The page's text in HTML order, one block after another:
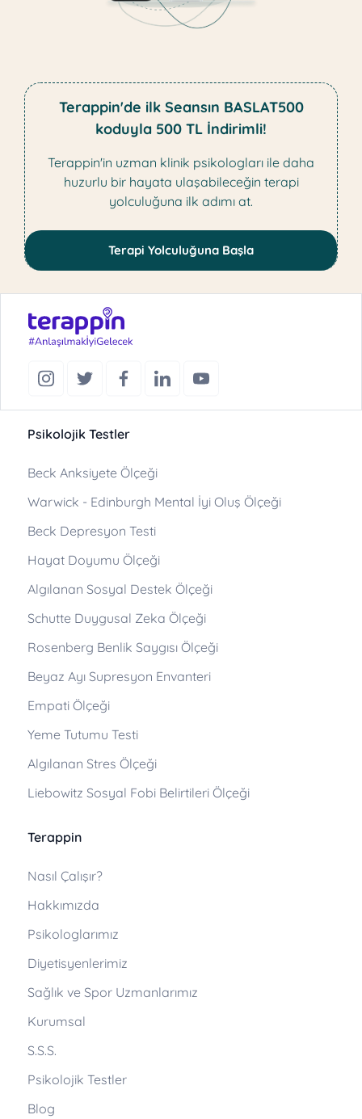
Terappin'de ilk Seansın BASLAT500
koduyla 500 TL İndirimli!
Terappin'in uzman klinik psikologları ile daha
huzurlu bir hayata ulaşabileceğin terapi
yolculuğuna ilk adımı at.
Terapi Yolculuğuna Başla
Terappin
Nasıl Çalışır?
Hakkımızda
Psikologlarımız
Diyetisyenlerimiz
Sağlık ve Spor Uzmanlarımız
Kurumsal
S.S.S.
Psikolojik Testler
Blog
Psikolojik Testler
Beck Anksiyete Ölçeği
Warwick - Edinburgh Mental İyi Oluş Ölçeği
Beck Depresyon Testi
Hayat Doyumu Ölçeği
Algılanan Sosyal Destek Ölçeği
Schutte Duygusal Zeka Ölçeği
Rosenberg Benlik Saygısı Ölçeği
Beyaz Ayı Supresyon Envanteri
Empati Ölçeği
Yeme Tutumu Testi
Algılanan Stres Ölçeği
Liebowitz Sosyal Fobi Belirtileri Ölçeği